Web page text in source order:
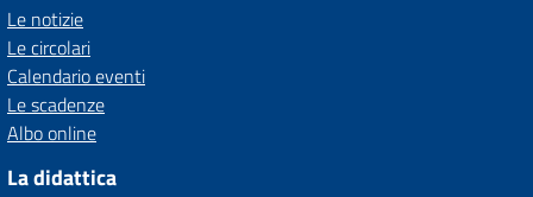
Le notizie
Le circolari
Calendario eventi
Le scadenze
Albo online
La didattica